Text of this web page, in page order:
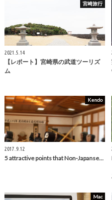
宮崎旅行
2021.5.14
【レポート】宮崎県の武道ツーリズ
ム
Kendo
2017.9.12
5 attractive points that Non-Japanse…
Mac